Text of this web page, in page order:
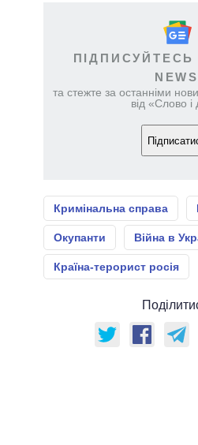
ПІДПИСУЙТЕСЬ
NEWS
та стежте за останніми
від «Слово і
Кримінальна справа
Окупанти Війна в
Країна-терорист росія